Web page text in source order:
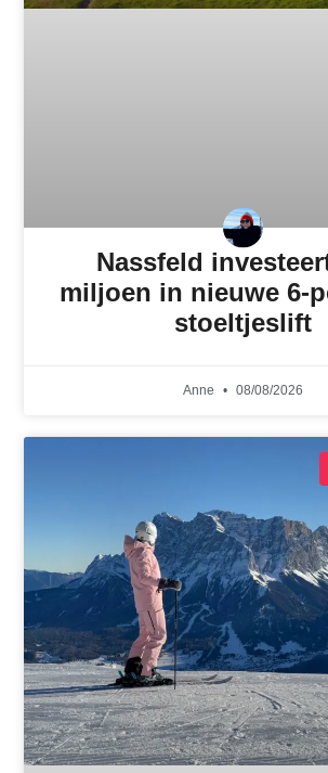
Nassfeld
miljoen in nieuwe 6-
stoeltjeslift
Anne 08/08/2026